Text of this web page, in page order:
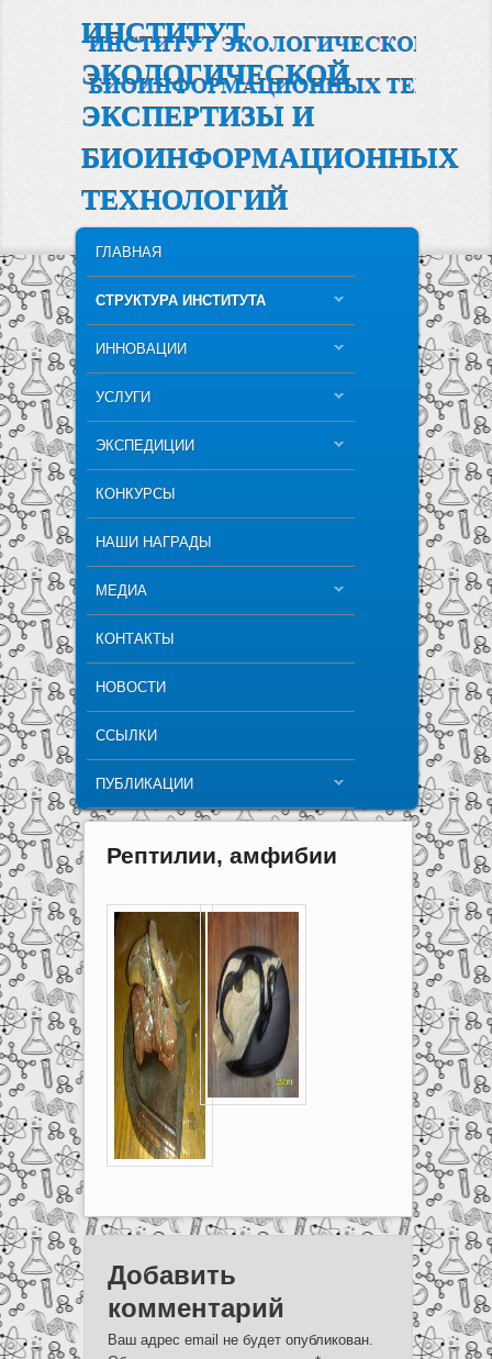
ИНСТИТУТ
ЭКОЛОГИЧЕСКОЙ
ЭКСПЕРТИЗЫ И
БИОИНФОРМАЦИОННЫХ
ТЕХНОЛОГИЙ
SKIP TO PRIMARY CONTENT
SKIP TO SECONDARY CONTENT
ГЛАВНАЯ
СТРУКТУРА ИНСТИТУТА
ИННОВАЦИИ
УСЛУГИ
ЭКСПЕДИЦИИ
КОНКУРСЫ
НАШИ НАГРАДЫ
МЕДИА
КОНТАКТЫ
НОВОСТИ
ССЫЛКИ
ПУБЛИКАЦИИ
Рептилии, амфибии
Добавить
комментарий
Ваш адрес email не будет опубликован.